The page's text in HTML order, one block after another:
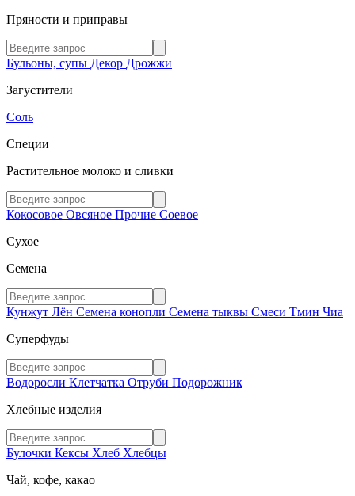
Пряности и приправы
Бульоны, супы Декор Дрожжи
Загустители
Соль
Специи
Растительное молоко и сливки
Кокосовое Овсяное Прочие Соевое
Сухое
Семена
Кунжут Лён Семена конопли Семена тыквы Смеси Тмин Чиа
Суперфуды
Водоросли Клетчатка Отруби Подорожник
Хлебные изделия
Булочки Кексы Хлеб Хлебцы
Чай, кофе, какао